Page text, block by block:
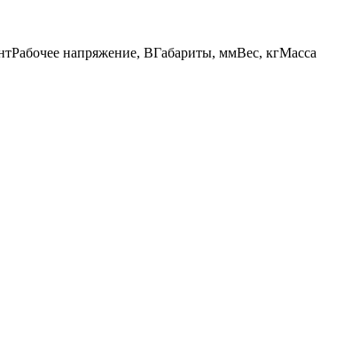
Рабочее напряжение, ВГабариты, ммВес, кгМасса